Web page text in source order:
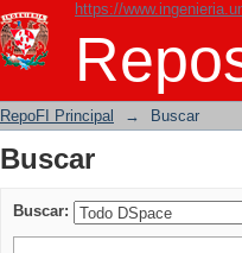
https://
Buscar
RepoFI Principal → Buscar
Buscar
Buscar: